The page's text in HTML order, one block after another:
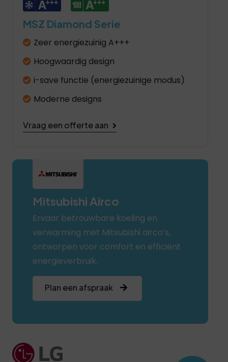
MSZ Diamond Serie
Zeer energiezuinig A+++
Hoogwaardig design
i-save functie (energiezuinige modus)
Moderne designs
Vraag een offerte aan
Mitsubishi Airco
Ervaar betrouwbare koeling en
verwarming met Mitsubishi airco’s,
ontworpen voor comfort en efficiënt
energieverbruik.
Plan een afspraak